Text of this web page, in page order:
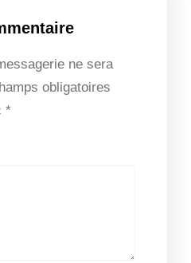
ne sera
obligatoires
*